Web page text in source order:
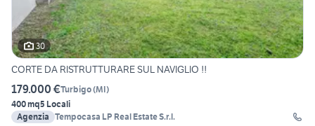
30
CORTE DA RISTRUTTURARE SUL NAVIGLIO !!
179.000 €Turbigo(MI)
400 mq5 Locali
Agenzia Tempocasa LP Real Estate S.r.l.